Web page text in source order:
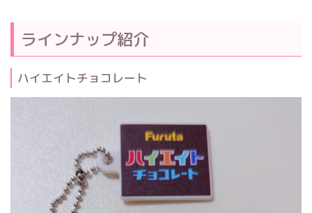
ラインナップ紹介
ハイエイトチョコレート